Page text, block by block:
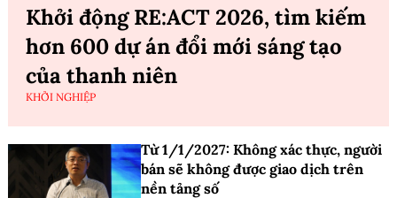
Khởi động RE:ACT 2026, tìm kiếm
hơn 600 dự án đổi mới sáng tạo
của thanh niên
KHỞI NGHIỆP
Từ 1/1/2027: Không xác thực, người
bán sẽ không được giao dịch trên
nền tảng số